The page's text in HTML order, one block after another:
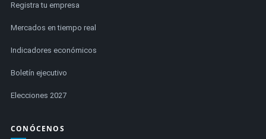
Registra tu empresa
Mercados en tiempo real
Indicadores económicos
Boletín ejecutivo
Elecciones 2027
CONÓCENOS